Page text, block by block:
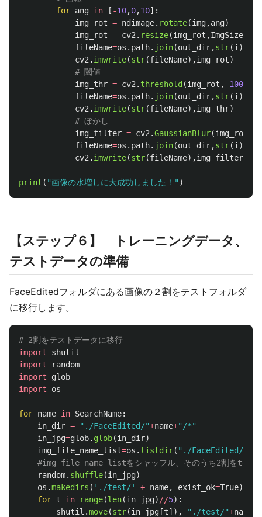
for ang in [ -10,0,10]:
img_rot = ndimage. rotate(img,ang)
img_rot = cv2 . resize(img_rot ,ImgSize
fileName=os . path. join(out_dir,str(i )
cv2 . imwrite(str(fileName),img_rot)
img_thr = cv2 . threshold (img_rot , 100
fileName=os . path. join(out_dir,str(i )
cv2 . imwrite(str(fileName),img_thr)
img_filter = cv2 .GaussianBlur(img_rot
fileName=os . path. join(out_dir,str(i )
cv2 . imwrite(str(fileName),img_filter
print ( "画像の水増しに大成功しました！ " )
【ステップ６】 トレーニングデータ、
テストデータの準備
FaceEditedフォルダにある画像の２割をテストフォルダ
に移行します。
import
shutil
import
random
import
glob
import
os
for name in SearchName:
in_dir = " ./FaceEdited/"+name+" /*"
in_jpg=glob. glob(in_dir)
img_file_name_list=os . listdir( " ./FaceEdited/
random. shuffle(in_jpg)
os .makedirs ( ' ./test/' + name, exist_ok=True)
for t in range(len(in_jpg) //5):
shutil .move(str(in_jpg [t]), " ./test/"+name